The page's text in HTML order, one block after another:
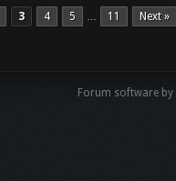
3 4 5 … 11 Next »
Forum software